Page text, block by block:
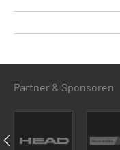
Partner & Sponsoren